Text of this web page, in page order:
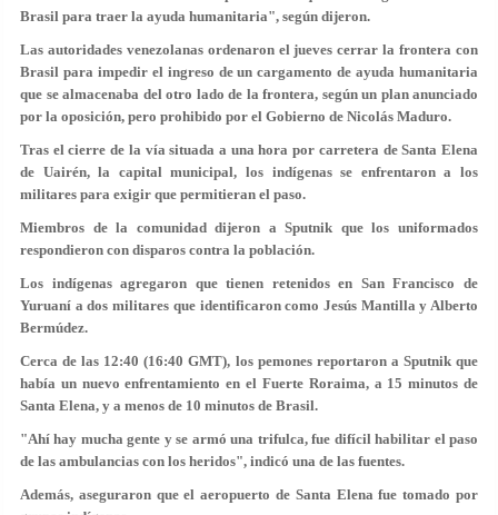
Brasil para traer la ayuda humanitaria", según dijeron.
Las autoridades venezolanas ordenaron el jueves cerrar la frontera con
Brasil para impedir el ingreso de un cargamento de ayuda humanitaria
que se almacenaba del otro lado de la frontera, según un plan anunciado
por la oposición, pero prohibido por el Gobierno de Nicolás Maduro.
Tras el cierre de la vía situada a una hora por carretera de Santa Elena
de Uairén, la capital municipal, los indígenas se enfrentaron a los
militares para exigir que permitieran el paso.
Miembros de la comunidad dijeron a Sputnik que los uniformados
respondieron con disparos contra la población.
Los indígenas agregaron que tienen retenidos en San Francisco de
Yuruaní a dos militares que identificaron como Jesús Mantilla y Alberto
Bermúdez.
Cerca de las 12:40 (16:40 GMT), los pemones reportaron a Sputnik que
había un nuevo enfrentamiento en el Fuerte Roraima, a 15 minutos de
Santa Elena, y a menos de 10 minutos de Brasil.
"Ahí hay mucha gente y se armó una trifulca, fue difícil habilitar el paso
de las ambulancias con los heridos", indicó una de las fuentes.
Además, aseguraron que el aeropuerto de Santa Elena fue tomado por